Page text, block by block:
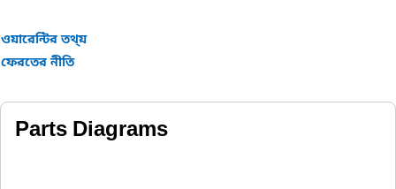
ওয়ারেন্টির তথ্য়
ফেরতের নীতি
Parts Diagrams